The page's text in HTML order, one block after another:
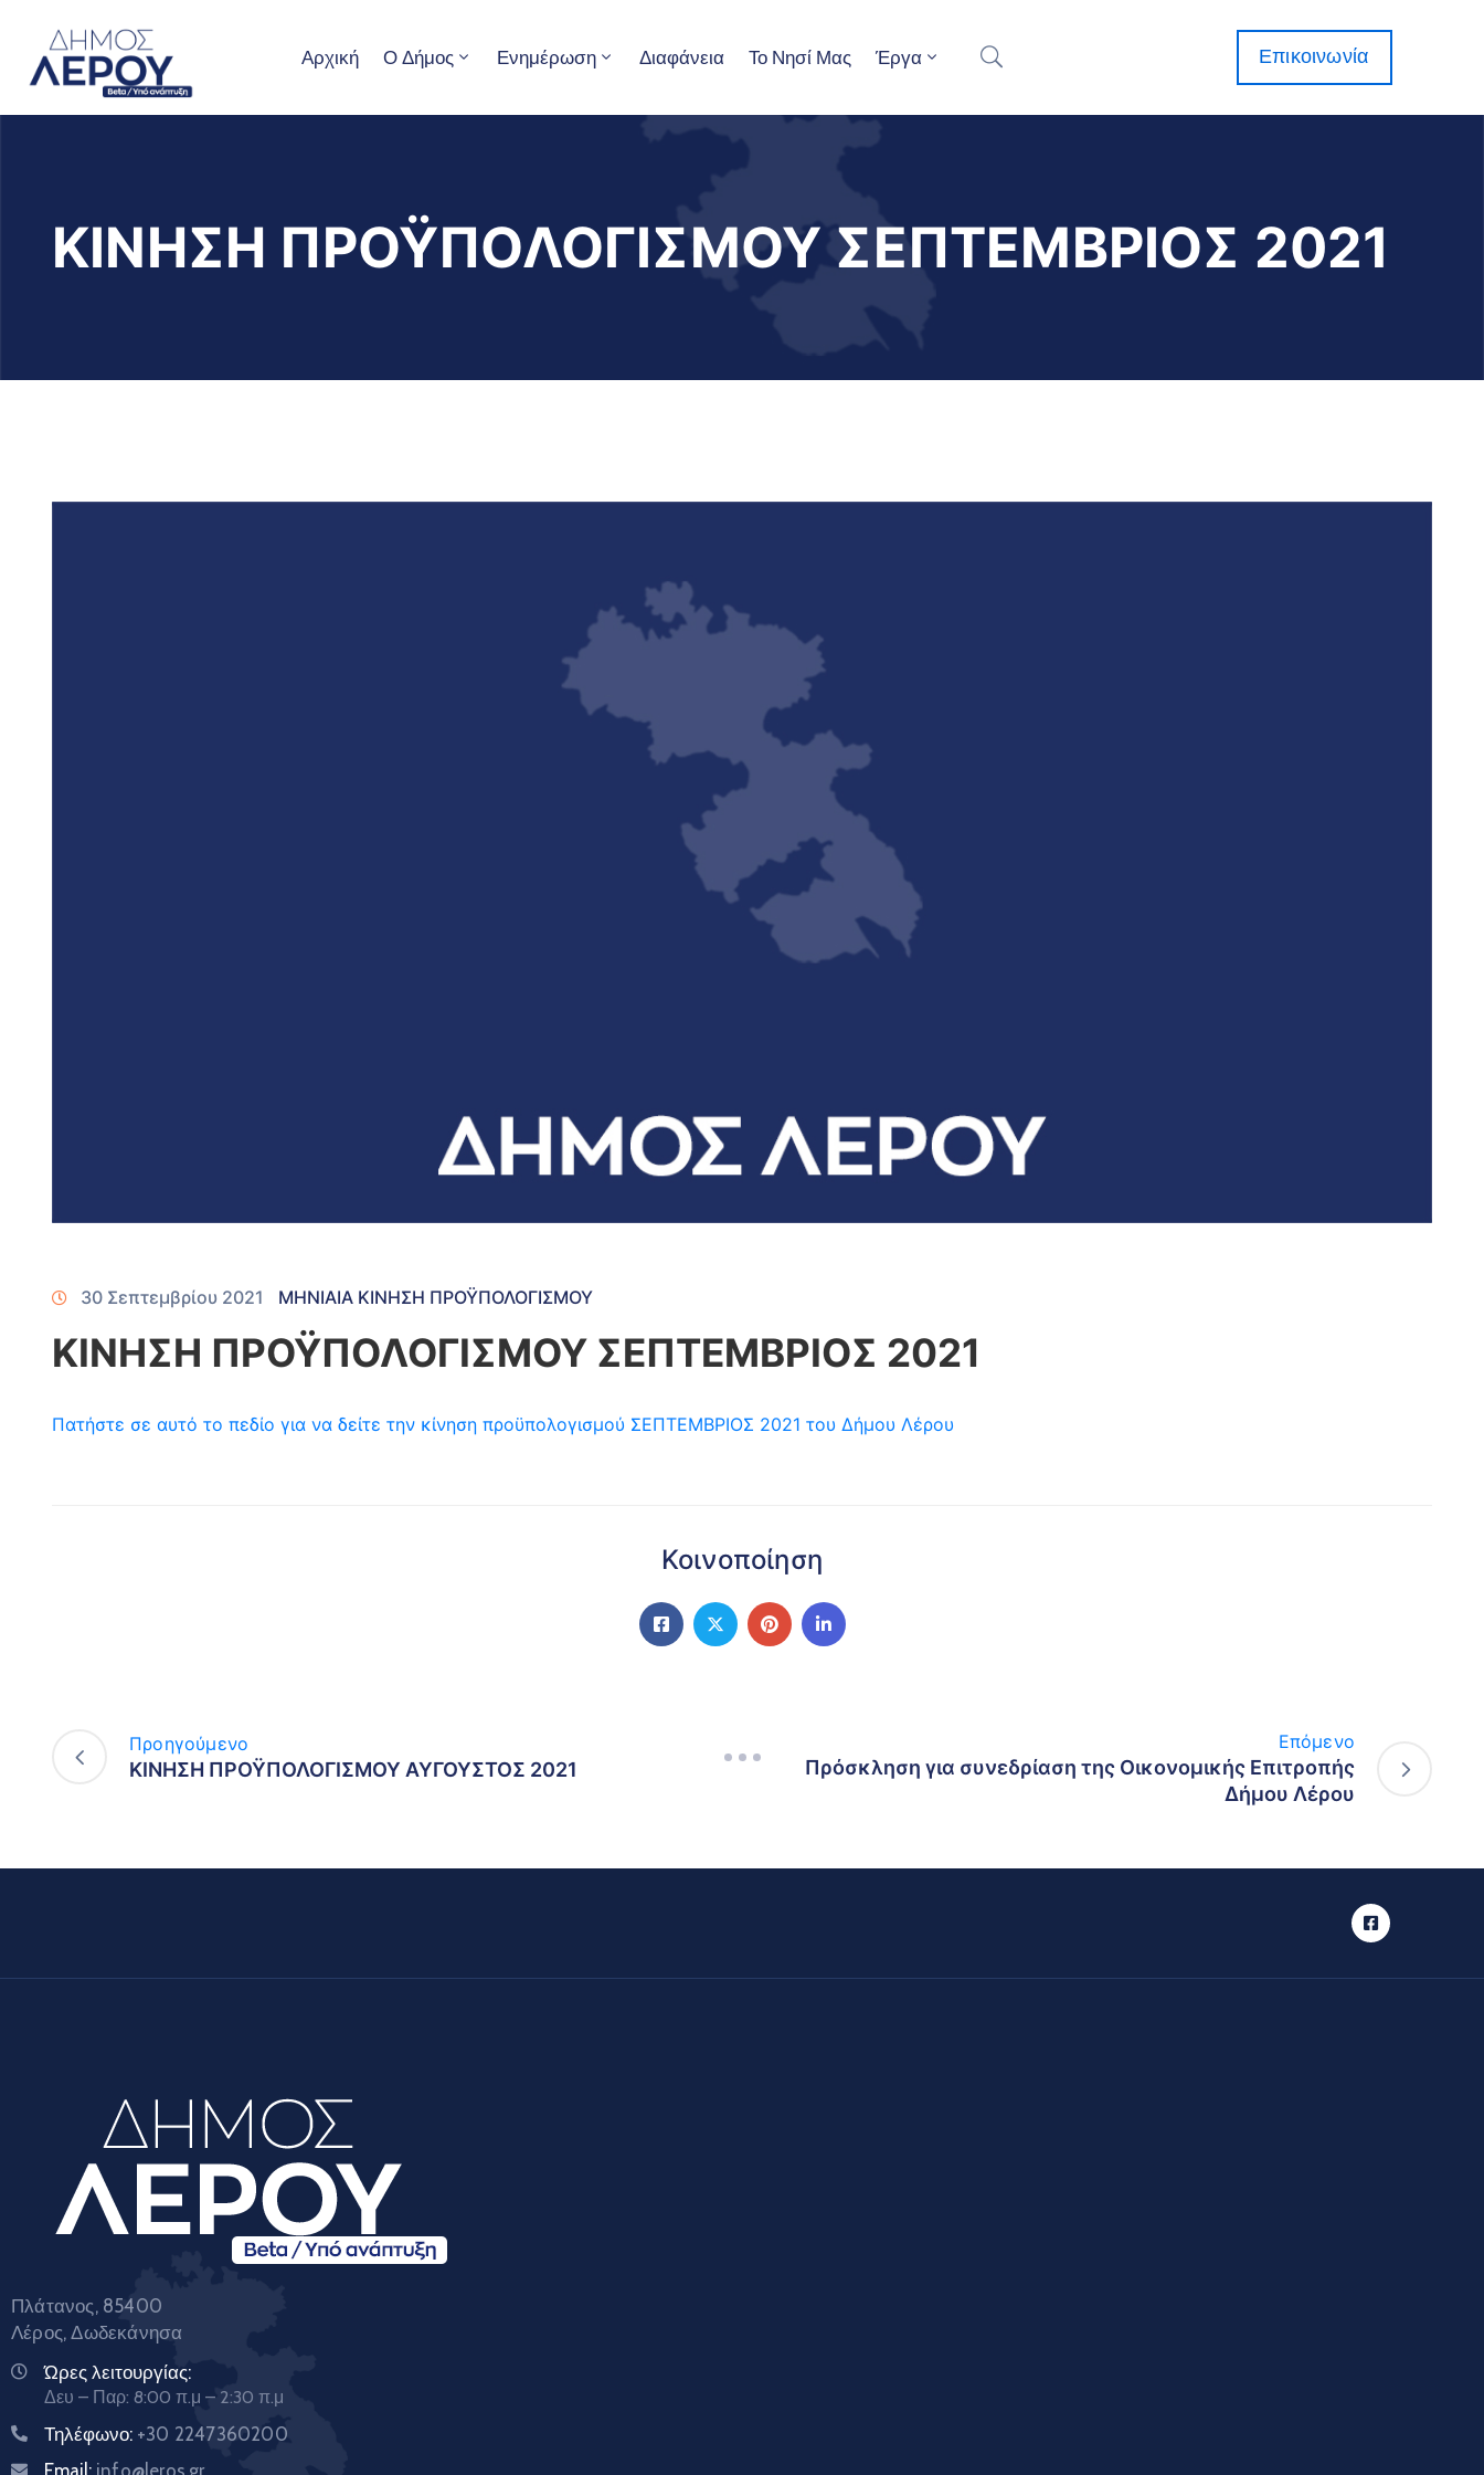
Αρχική Ο Δήμος Ενημέρωση Διαφάνεια Το Νησί Μας Έργα Επικοινωνία
ΚΙΝΗΣΗ ΠΡΟΫΠΟΛΟΓΙΣΜΟΥ ΣΕΠΤΕΜΒΡΙΟΣ 2021
30 Σεπτεμβρίου 2021 ΜΗΝΙΑΙΑ ΚΙΝΗΣΗ ΠΡΟΫΠΟΛΟΓΙΣΜΟΥ
ΚΙΝΗΣΗ ΠΡΟΫΠΟΛΟΓΙΣΜΟΥ ΣΕΠΤΕΜΒΡΙΟΣ 2021
Πατήστε σε αυτό το πεδίο για να δείτε την κίνηση προϋπολογισμού ΣΕΠΤΕΜΒΡΙΟΣ 2021 του Δήμου Λέρου
Κοινοποίηση
Προηγούμενο
ΚΙΝΗΣΗ ΠΡΟΫΠΟΛΟΓΙΣΜΟΥ ΑΥΓΟΥΣΤΟΣ 2021
Επόμενο
Πρόσκληση για συνεδρίαση της Οικονομικής Επιτροπής
Δήμου Λέρου
Πλάτανος, 85400
Λέρος, Δωδεκάνησα
Ώρες λειτουργίας:
Δευ – Παρ: 8:00 π.μ – 2:30 π.μ
Τηλέφωνο: +30 2247360200